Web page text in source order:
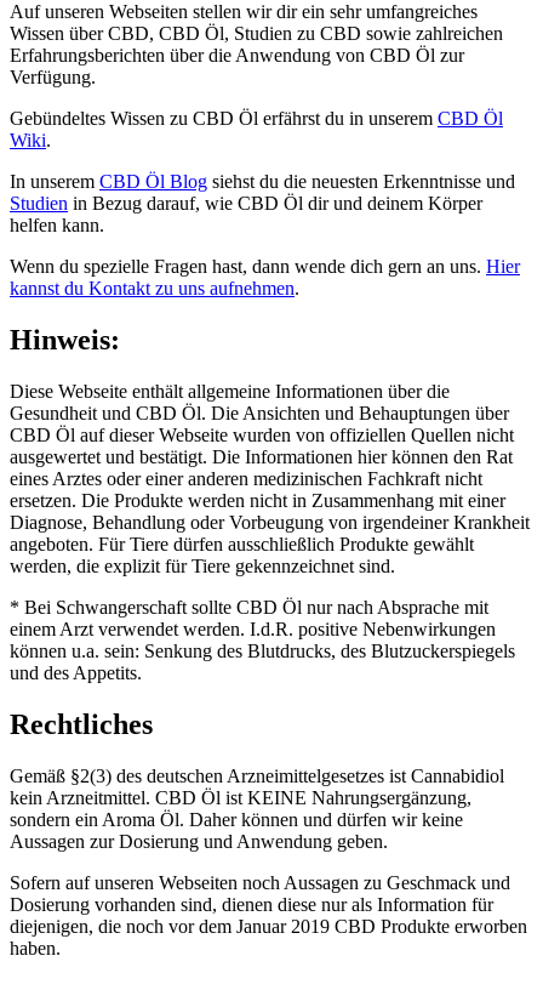
Auf unseren Webseiten stellen wir dir ein sehr umfangreiches
Wissen über CBD, CBD Öl, Studien zu CBD sowie zahlreichen
Erfahrungsberichten über die Anwendung von CBD Öl zur
Verfügung.
Gebündeltes Wissen zu CBD Öl erfährst du in unserem CBD Öl
Wiki.
In unserem CBD Öl Blog siehst du die neuesten Erkenntnisse und
Studien in Bezug darauf, wie CBD Öl dir und deinem Körper
helfen kann.
Wenn du spezielle Fragen hast, dann wende dich gern an uns. Hier
kannst du Kontakt zu uns aufnehmen.
Hinweis:
Diese Webseite enthält allgemeine Informationen über die
Gesundheit und CBD Öl. Die Ansichten und Behauptungen über
CBD Öl auf dieser Webseite wurden von offiziellen Quellen nicht
ausgewertet und bestätigt. Die Informationen hier können den Rat
eines Arztes oder einer anderen medizinischen Fachkraft nicht
ersetzen. Die Produkte werden nicht in Zusammenhang mit einer
Diagnose, Behandlung oder Vorbeugung von irgendeiner Krankheit
angeboten. Für Tiere dürfen ausschließlich Produkte gewählt
werden, die explizit für Tiere gekennzeichnet sind.
* Bei Schwangerschaft sollte CBD Öl nur nach Absprache mit
einem Arzt verwendet werden. I.d.R. positive Nebenwirkungen
können u.a. sein: Senkung des Blutdrucks, des Blutzuckerspiegels
und des Appetits.
Rechtliches
Gemäß §2(3) des deutschen Arzneimittelgesetzes ist Cannabidiol
kein Arzneitmittel. CBD Öl ist KEINE Nahrungsergänzung,
sondern ein Aroma Öl. Daher können und dürfen wir keine
Aussagen zur Dosierung und Anwendung geben.
Sofern auf unseren Webseiten noch Aussagen zu Geschmack und
Dosierung vorhanden sind, dienen diese nur als Information für
diejenigen, die noch vor dem Januar 2019 CBD Produkte erworben
haben.